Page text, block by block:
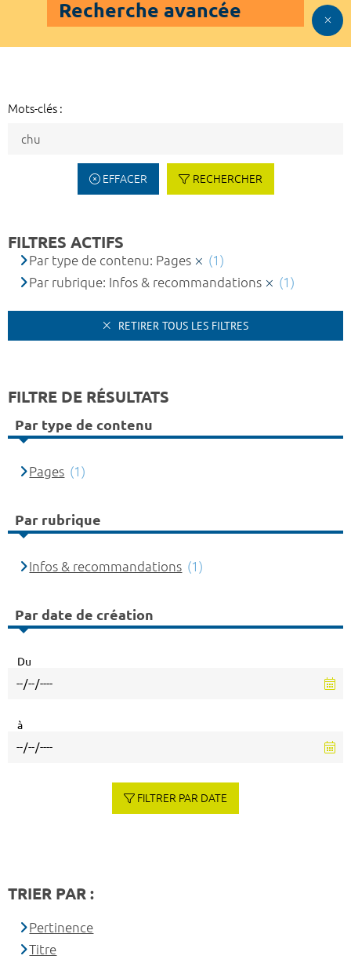
Recherche avancée
Mots-clés :
EFFACER RECHERCHER
FILTRES ACTIFS
Par type de contenu: Pages
(1)
Par rubrique: Infos & recommandations
(1)
RETIRER TOUS LES FILTRES
FILTRE DE RÉSULTATS
Par type de contenu
Pages (1)
Par rubrique
Infos & recommandations (1)
Par date de création
Du
à
FILTRER PAR DATE
TRIER PAR :
Pertinence
Titre